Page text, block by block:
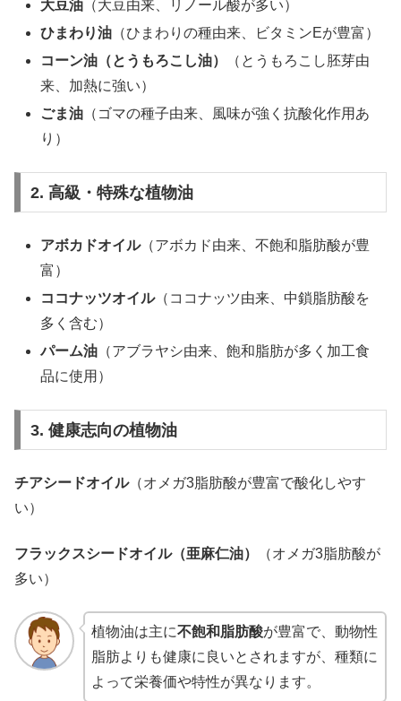
大豆油 （大豆由来、リノール酸が多い）
ひまわり油 （ひまわりの種由来、ビタミンEが豊富）
コーン油（とうもろこし油）
（とうもろこし胚芽由
来、加熱に強い）
ごま油 （ゴマの種子由来、風味が強く抗酸化作用あ
り）
2. 高級・特殊な植物油
アボカドオイル（アボカド由来、不飽和脂肪酸が豊
富）
ココナッツオイル（ココナッツ由来、中鎖脂肪酸を
多く含む）
パーム油 （アブラヤシ由来、飽和脂肪が多く加工食
品に使用）
3. 健康志向の植物油
チアシードオイル（オメガ3脂肪酸が豊富で酸化しやす
い）
フラックスシードオイル（亜麻仁油）
（オメガ3脂肪酸が
多い）
植物油は主に不飽和脂肪酸が豊富で、動物性
脂肪よりも健康に良いとされますが、種類に
よって栄養価や特性が異なります。